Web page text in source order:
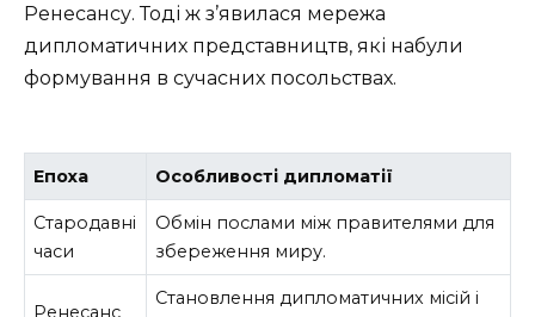
Ренесансу. Тоді ж з’явилася мережа
дипломатичних представництв, які набули
формування в сучасних посольствах.
Епоха Особливості дипломатії
Стародавні
часи
Обмін послами між правителями для
збереження миру.
Ренесанс
Становлення дипломатичних місій і